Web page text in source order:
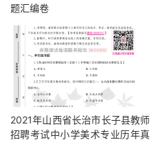
题汇编卷
2021年山西省长治市长子县教师
招聘考试中小学美术专业历年真